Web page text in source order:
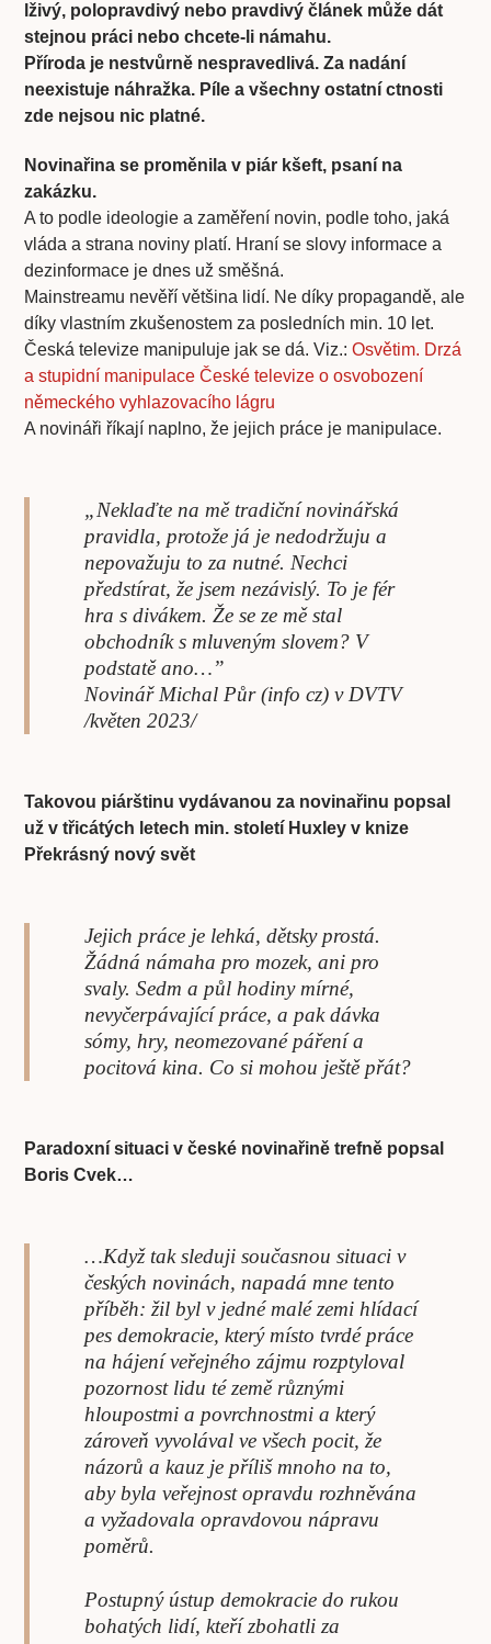
lživý, polopravdivý nebo pravdivý článek může dát
stejnou práci nebo chcete-li námahu.
Příroda je nestvůrně nespravedlivá. Za nadání
neexistuje náhražka. Píle a všechny ostatní ctnosti
zde nejsou nic platné.
Novinařina se proměnila v piár kšeft, psaní na
zakázku.
A to podle ideologie a zaměření novin, podle toho, jaká
vláda a strana noviny platí. Hraní se slovy informace a
dezinformace je dnes už směšná.
Mainstreamu nevěří většina lidí. Ne díky propagandě, ale
díky vlastním zkušenostem za posledních min. 10 let.
Česká televize manipuluje jak se dá. Viz.:Osvětim. Drzá
a stupidní manipulace České televize o osvobození
německého vyhlazovacího lágru
A novináři říkají naplno, že jejich práce je manipulace.
„Neklaďte na mě tradiční novinářská
pravidla, protože já je nedodržuju a
nepovažuju to za nutné. Nechci
předstírat, že jsem nezávislý. To je fér
hra s divákem. Že se ze mě stal
obchodník s mluveným slovem? V
podstatě ano…”
Novinář Michal Půr (info cz) v DVTV
/květen 2023/
Takovou piárštinu vydávanou za novinařinu popsal
už v třicátých letech min. století Huxley v knize
Překrásný nový svět
Jejich práce je lehká, dětsky prostá.
Žádná námaha pro mozek, ani pro
svaly. Sedm a půl hodiny mírné,
nevyčerpávající práce, a pak dávka
sómy, hry, neomezované páření a
pocitová kina. Co si mohou ještě přát?
Paradoxní situaci v české novinařině trefně popsal
Boris Cvek…
…Když tak sleduji současnou situaci v
českých novinách, napadá mne tento
příběh: žil byl v jedné malé zemi hlídací
pes demokracie, který místo tvrdé práce
na hájení veřejného zájmu rozptyloval
pozornost lidu té země různými
hloupostmi a povrchnostmi a který
zároveň vyvolával ve všech pocit, že
názorů a kauz je příliš mnoho na to,
aby byla veřejnost opravdu rozhněvána
a vyžadovala opravdovou nápravu
poměrů.
Postupný ústup demokracie do rukou
bohatých lidí, kteří zbohatli za